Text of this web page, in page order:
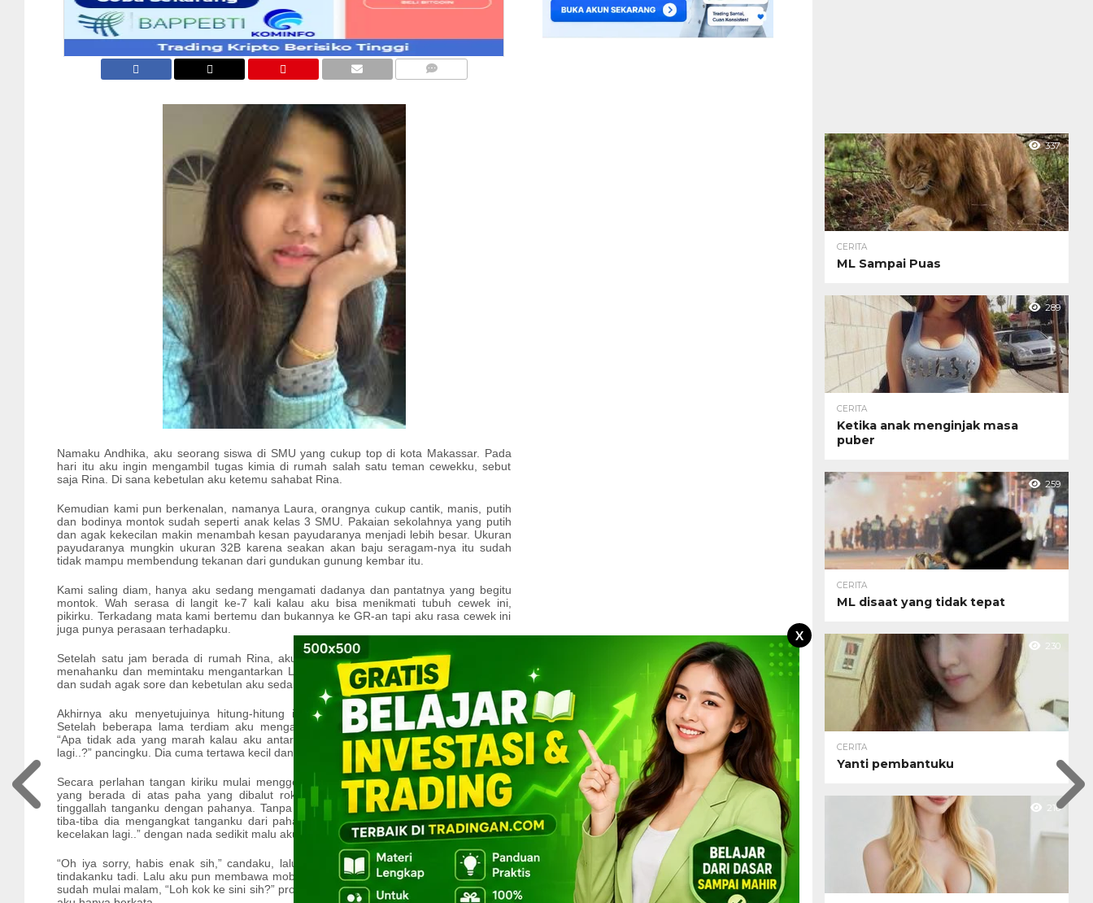
X
Namaku Andhika, aku seorang siswa di SMU yang cukup top di kota Makassar. Pada
hari itu aku ingin mengambil tugas kimia di rumah salah satu teman cewekku, sebut
saja Rina. Di sana kebetulan aku ketemu sahabat Rina.
Kemudian kami pun berkenalan, namanya Laura, orangnya cukup cantik, manis, putih
dan bodinya montok sudah seperti anak kelas 3 SMU. Pakaian sekolahnya yang putih
dan agak kekecilan makin menambah kesan payudaranya menjadi lebih besar. Ukuran
payudaranya mungkin ukuran 32B karena seakan akan baju seragam-nya itu sudah
tidak mampu membendung tekanan dari gundukan gunung kembar itu.
Kami saling diam, hanya aku sedang mengamati dadanya dan pantatnya yang begitu
montok. Wah serasa di langit ke-7 kali kalau aku bisa menikmati tubuh cewek ini,
pikirku. Terkadang mata kami bertemu dan bukannya ke GR-an tapi aku rasa cewek ini
juga punya perasaan terhadapku.
Setelah satu jam berada di rumah Rina, aku pun berpamitan kepada Rina tetapi dia
menahanku dan memintaku mengantarkan Laura pulang karena rumahnya agak jauh
dan sudah agak sore dan kebetulan aku sedang bawa “Kijang Rangga” milik bapakku.
Akhirnya aku menyetujuinya hitung-hitung ini kesempatan untuk mendekati Laura.
Setelah beberapa lama terdiam aku mengawali pembicaraan dengan menanyakan,
“Apa tidak ada yang marah kalau aku antar cuma berdua, entar pacar kamu marah
lagi..?” pancingku. Dia cuma tertawa kecil dan berkata, “Aku belum punya pacar kok.”
Secara perlahan tangan kiriku mulai menggerayang mencoba memegang tangannya
yang berada di atas paha yang dibalut rok-nya. Dia memindahkan tangannya dan
tinggallah tanganku dengan pahanya. Tanpa menolak tanganku mulai menjelajah, lalu
tiba-tiba dia mengangkat tanganku dari pahanya, “Awas Andhi, liat jalan dong! entar
kecelakan lagi..” dengan nada sedikit malu aku hanya berkata,
“Oh iya sorry, habis enak sih,” candaku, lalu dia tersenyum kecil seakan menyetujui
tindakanku tadi. Lalu aku pun membawa mobil ke tempat yang gelap karena kebetulan
sudah mulai malam, “Loh kok ke sini sih?” protes Laura. Sambil mematikan mesin mobil
337
CERITA
ML Sampai Puas
289
CERITA
Ketika anak menginjak masa
puber
259
CERITA
ML disaat yang tidak tepat
230
CERITA
Yanti pembantuku
216